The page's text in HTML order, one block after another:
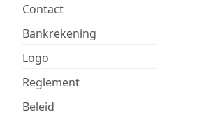
Contact
Bankrekening
Logo
Reglement
Beleid